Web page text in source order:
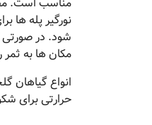
شود. در صورتی
مکان ها به
حرارتی برای